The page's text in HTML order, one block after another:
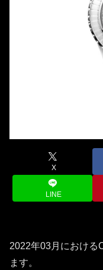
X
LINE
2022年03月における
ます。